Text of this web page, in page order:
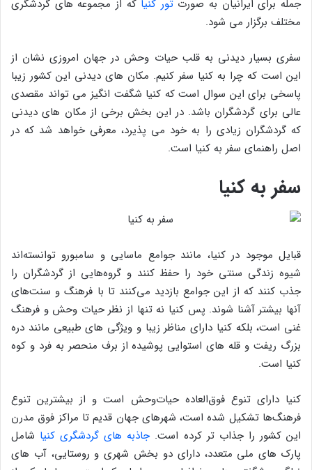
جمله برای ایرانیان به صورتتور کنیا که از مجموعه های گردشگری
مختلف برگزار می شود.
سفری بسیار دیدنی به قلب حیات وحش در جهان امروزی نشان از
این است که چرا به کنیا سفر کنیم. مکان های دیدنی این کشور زیبا
پاسخی برای این سوال است که کنیا شگفت انگیز می تواند مقصدی
عالی برای گردشگران باشد. در این بخش برخی از مکان های دیدنی
که گردشگران زیادی را به خود می پذیرد، معرفی خواهد شد که در
اصل راهنمای سفر به کنیا است.
سفر به کنیا
قبایل موجود در کنیا، مانند جوامع ماسایی و سامبورو توانسته‌اند
شیوه زندگی سنتی خود را حفظ کنند و گروه‌هایی از گردشگران را
جذب کنند که از این جوامع بازدید می‌کنند تا با فرهنگ و سنت‌های
آنها بیشتر آشنا شوند. پس کنیا نه تنها از نظر حیات وحش و فرهنگ
غنی است، بلکه کنیا دارای مناظر زیبا و ویژگی های طبیعی مانند دره
بزرگ ریفت و قله های استوایی پوشیده از برف منحصر به فرد و کوه
کنیا است.
کنیا دارای تنوع فوق‌العاده حیات‌وحش است و از بیشترین تنوع
فرهنگ‌ها تشکیل شده است، شهرهای جهان قدیم تا مراکز فوق مدرن
این کشور را جذاب تر کرده است.جاذبه های گردشگری کنیا شامل
پارک های ملی متعدد، دارای دو بخش شهری و روستایی، آب های